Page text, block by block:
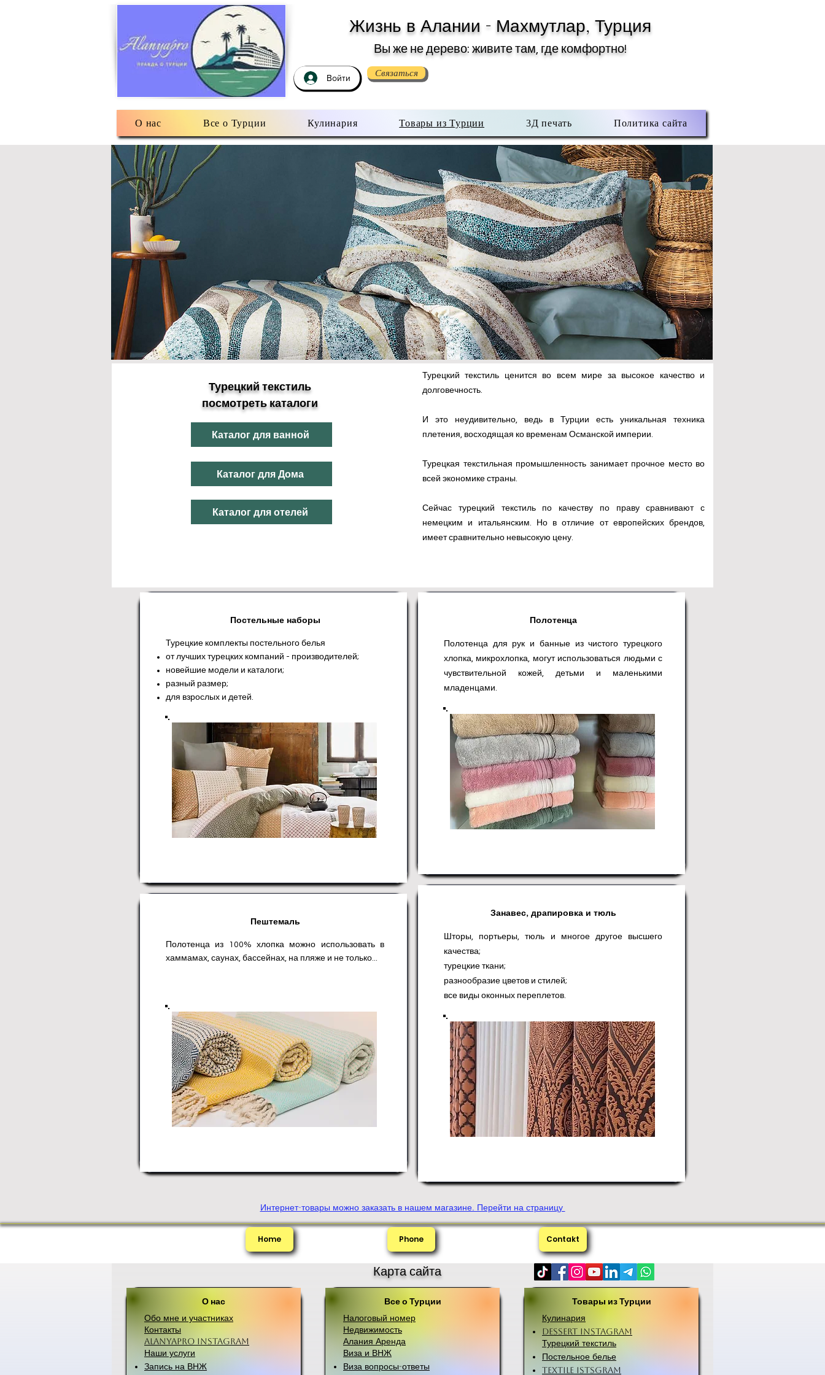
Жизнь в Алании - Махмутлар, Турция
Вы же не дерево: живите там, где комфортно!
Войти Связаться
О нас Все о Турции Кулинария Товары из Турции 3Д печать Политика сайта
Товары из Турции
Турецкий текстиль
посмотреть каталоги
Каталог для ванной
Каталог для Дома
Каталог для отелей
Турецкий текстиль ценится во всем мире за высокое качество и
долговечность.
И это неудивительно, ведь в Турции есть уникальная техника
плетения, восходящая ко временам Османской империи.
Турецкая текстильная промышленность занимает прочное место во
всей экономике страны.
Сейчас турецкий текстиль по качеству по праву сравнивают с
немецким и итальянским. Но в отличие от европейских брендов,
имеет сравнительно невысокую цену.
Постельные наборы
Турецкие комплекты постельного белья
от лучших турецких компаний - производителей;
новейшие модели и каталоги;
разный размер;
для взрослых и детей.
Пештемаль
Полотенца из 100% хлопка можно использовать в
хаммамах, саунах, бассейнах, на пляже и не только...
Полотенца
Полотенца для рук и банные из чистого турецкого
хлопка, микрохлопка, могут использоваться людьми с
чувствительной кожей, детьми и маленькими
младенцами.
Занавес, драпировка и тюль
Шторы, портьеры, тюль и многое другое высшего
качества;
турецкие ткани;
разнообразие цветов и стилей;
все виды оконных переплетов.
Интернет-товары можно заказать в нашем магазине. Перейти на страницу
Home Phone Contakt
Карта сайта
О нас
Обо мне и участниках
Контакты
Alanyapro Instagram
Наши услуги
Запись на ВНЖ
Все о Турции
Налоговый номер
Недвижимость
Алания Аренда
Виза и ВНЖ
Виза вопросы-ответы
Товары из Турции
Кулинария
Dessert Instagram
Турецкий текстиль
Постельное белье
Textile Istsgram